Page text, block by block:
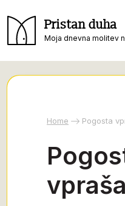
Pristan duha
Moja dnevna molitev
Home Pogosta